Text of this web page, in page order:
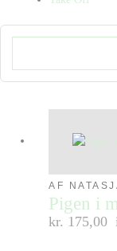
AF
Pigen i
kr. 175,00